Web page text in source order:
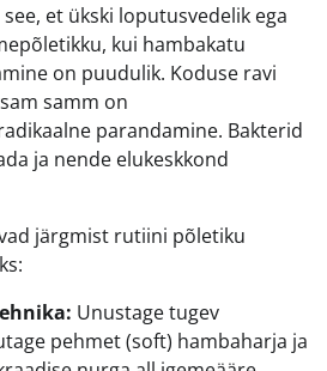
et ükski loputusvedelik ega
kui hambakatu
on puudulik. Koduse ravi
samm on
parandamine. Bakterid
ja nende elukeskkond
järgmist rutiini põletiku
Unustage tugev
pehmet (soft) hambaharja ja